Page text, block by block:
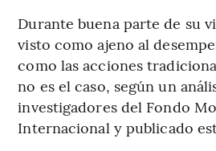
Durante buena parte de su
visto como ajeno al
como las acciones
no es el caso, según un
investigadores del Fondo
Internacional y publicado